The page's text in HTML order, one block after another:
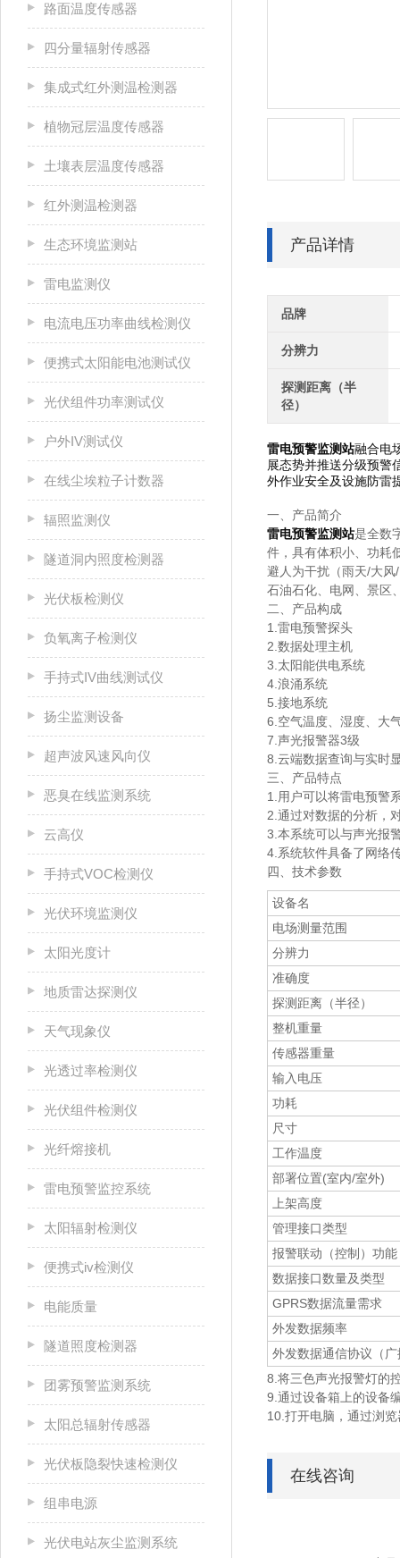
路面温度传感器
四分量辐射传感器
集成式红外测温检测器
植物冠层温度传感器
土壤表层温度传感器
红外测温检测器
生态环境监测站
雷电监测仪
电流电压功率曲线检测仪
便携式太阳能电池测试仪
光伏组件功率测试仪
户外IV测试仪
在线尘埃粒子计数器
辐照监测仪
隧道洞内照度检测器
光伏板检测仪
负氧离子检测仪
手持式IV曲线测试仪
扬尘监测设备
超声波风速风向仪
恶臭在线监测系统
云高仪
手持式VOC检测仪
光伏环境监测仪
太阳光度计
地质雷达探测仪
天气现象仪
光透过率检测仪
光伏组件检测仪
光纤熔接机
雷电预警监控系统
太阳辐射检测仪
便携式iv检测仪
电能质量
隧道照度检测器
团雾预警监测系统
太阳总辐射传感器
光伏板隐裂快速检测仪
组串电源
光伏电站灰尘监测系统
产品详情
品牌
分辨力
探测距离（半
径）
雷电预警监测站融合电
展态势并推送分级预警
外作业安全及设施防雷
一、产品简介
雷电预警监测站是全数
件，具有体积小、功耗
避人为干扰（雨天/大
石油石化、电网、景区
二、产品构成
1.雷电预警探头
2.数据处理主机
3.太阳能供电系统
4.浪涌系统
5.接地系统
6.空气温度、湿度、大
7.声光报警器3级
8.云端数据查询与实时
三、产品特点
1.用户可以将雷电预警
2.通过对数据的分析，
3.本系统可以与声光报
4.系统软件具备了网络
四、技术参数
设备名
电场测量范围
分辨力
准确度
探测距离（半径）
整机重量
传感器重量
输入电压
功耗
尺寸
工作温度
部署位置(室内/室外)
上架高度
管理接口类型
报警联动（控制）功能
数据接口数量及类型
GPRS数据流量需求
外发数据频率
外发数据通信协议（广
8.将三色声光报警灯的
9.通过设备箱上的设备
10.打开电脑，通过浏
在线咨询